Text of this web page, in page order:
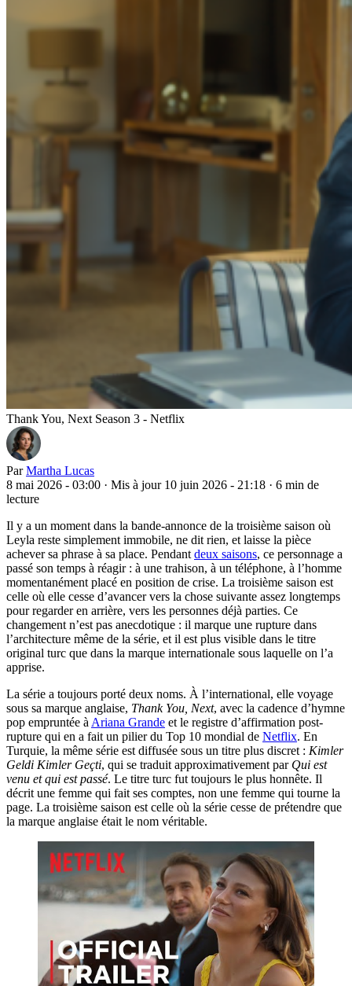
Thank You, Next Season 3 - Netflix
Par Martha Lucas
8 mai 2026 - 03:00 · Mis à jour 10 juin 2026 - 21:18 · 6 min de
lecture
Il y a un moment dans la bande-annonce de la troisième saison où
Leyla reste simplement immobile, ne dit rien, et laisse la pièce
achever sa phrase à sa place. Pendant deux saisons, ce personnage a
passé son temps à réagir : à une trahison, à un téléphone, à l’homme
momentanément placé en position de crise. La troisième saison est
celle où elle cesse d’avancer vers la chose suivante assez longtemps
pour regarder en arrière, vers les personnes déjà parties. Ce
changement n’est pas anecdotique : il marque une rupture dans
l’architecture même de la série, et il est plus visible dans le titre
original turc que dans la marque internationale sous laquelle on l’a
apprise.
La série a toujours porté deux noms. À l’international, elle voyage
sous sa marque anglaise, Thank You, Next, avec la cadence d’hymne
pop empruntée à Ariana Grande et le registre d’affirmation post-
rupture qui en a fait un pilier du Top 10 mondial de Netflix. En
Turquie, la même série est diffusée sous un titre plus discret : Kimler
Geldi Kimler Geçti, qui se traduit approximativement par Qui est
venu et qui est passé. Le titre turc fut toujours le plus honnête. Il
décrit une femme qui fait ses comptes, non une femme qui tourne la
page. La troisième saison est celle où la série cesse de prétendre que
la marque anglaise était le nom véritable.